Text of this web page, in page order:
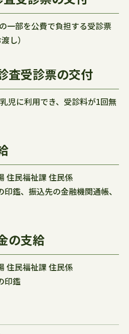
一部を公費で負担する受診票
し）
査受診票の交付
児に利用でき、受診料が1回無
住民福祉課 住民係
鑑、振込先の金融機関通帳、
の支給
住民福祉課 住民係
印鑑